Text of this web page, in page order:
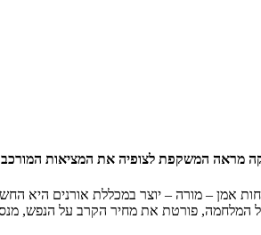
מראה המשקפת לצופיה את המציאות
אמן – מורה – יוצר במכללת אורנים היא
פורטת את מחיר הקרב על הנפש, מנסה